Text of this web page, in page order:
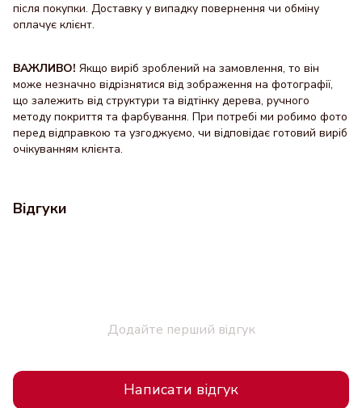
після покупки. Доставку y випадку повернення чи обміну
оплачує клієнт.
ВАЖЛИВО! Якщо виріб зроблений на замовлення, то він
може незначно відрізнятися від зображення на фотографії,
що залежить від структури та відтінку дерева, ручного
методу покриття та фарбування. При потребі ми робимо фото
перед відправкою та узгоджуємо, чи відповідає готовий виріб
очікуванням клієнта.
Відгуки
Додайте перший відгук
Написати відгук